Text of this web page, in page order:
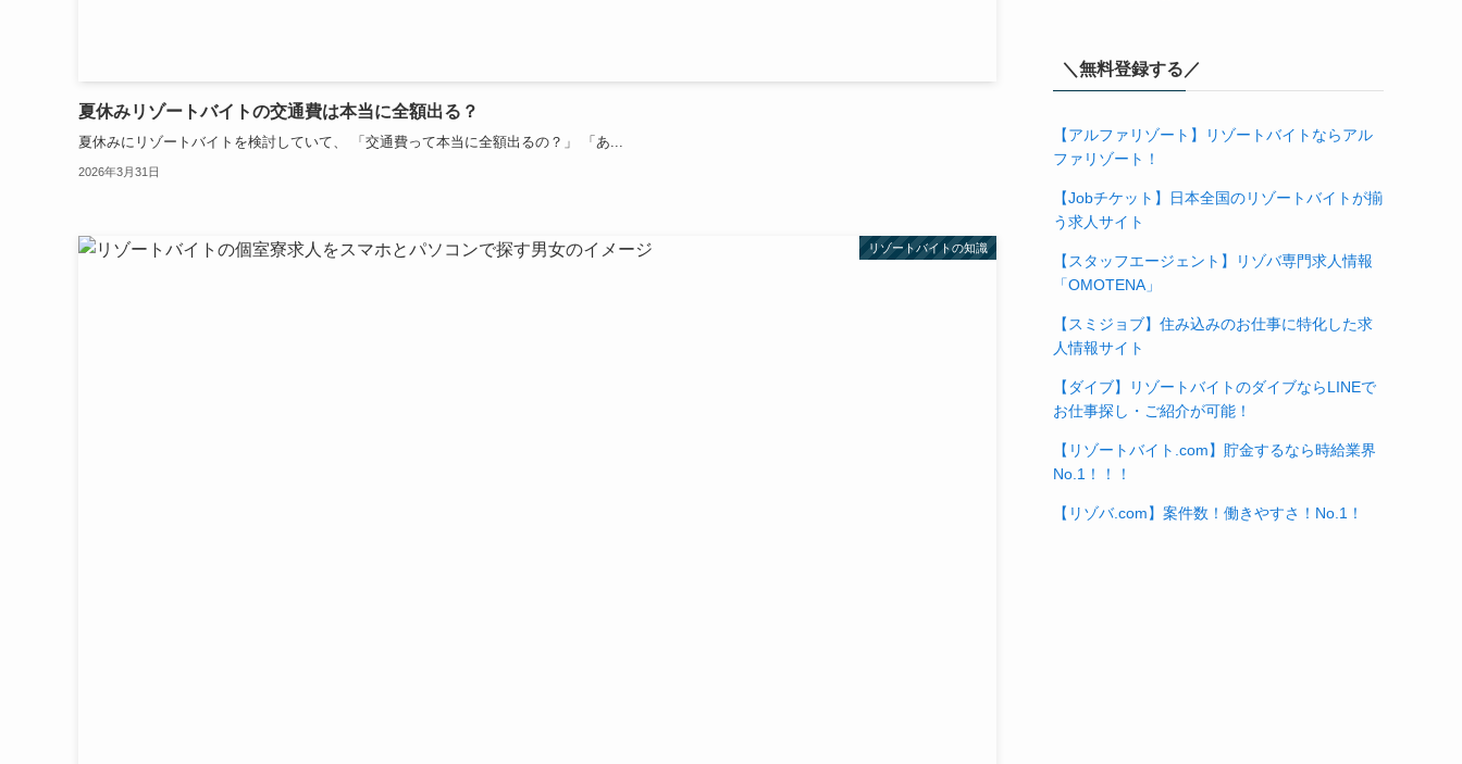
夏休みリゾートバイトの交通費は本当に全額出る？
夏休みにリゾートバイトを検討していて、 「交通費って本当に全額出るの？」 「あ...
2026年3月31日
リゾートバイトの知識
＼無料登録する／
【アルファリゾート】リゾートバイトならアル
ファリゾート！
【Jobチケット】日本全国のリゾートバイトが揃
う求人サイト
【スタッフエージェント】リゾバ専門求人情報
「OMOTENA」
【スミジョブ】住み込みのお仕事に特化した求
人情報サイト
【ダイブ】リゾートバイトのダイブならLINEで
お仕事探し・ご紹介が可能！
【リゾートバイト.com】貯金するなら時給業界
No.1！！！
【リゾバ.com】案件数！働きやすさ！No.1！